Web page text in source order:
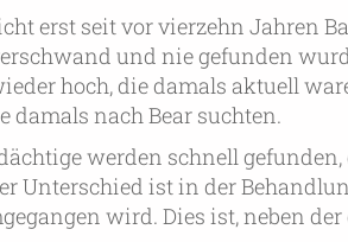
erst seit vor vierzehn Jahren
und nie gefunden
hoch, die damals aktuell
damals nach Bear suchten.
werden schnell
Unterschied ist in der
wird. Dies ist, neben